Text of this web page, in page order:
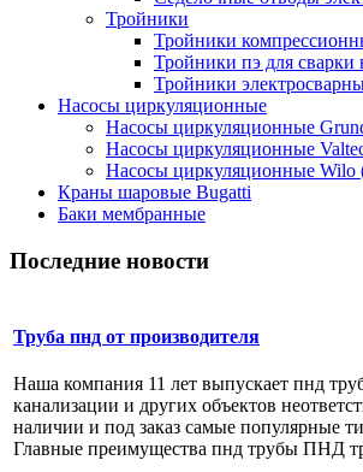
Тройники
Тройники
Тройники пэ для сварки
Тройники
Насосы циркуляционные
Насосы циркуляционные
Насосы циркуляционные
Насосы циркуляционные Wilo
Краны шаровые Bugatti
Баки мембранные
Последние новости
Труба пнд от производителя
Наша компания 11 лет выпускает пнд
канализации и других объектов
наличии и под заказ самые популярные
Главные преимущества пнд трубы ПНД